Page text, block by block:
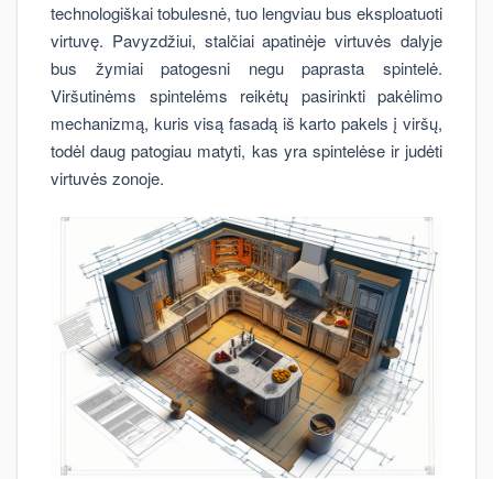
technologiškai tobulesnė, tuo lengviau bus eksploatuoti
virtuvę. Pavyzdžiui, stalčiai apatinėje virtuvės dalyje
bus žymiai patogesni negu paprasta spintelė.
Viršutinėms spintelėms reikėtų pasirinkti pakėlimo
mechanizmą, kuris visą fasadą iš karto pakels į viršų,
todėl daug patogiau matyti, kas yra spintelėse ir judėti
virtuvės zonoje.